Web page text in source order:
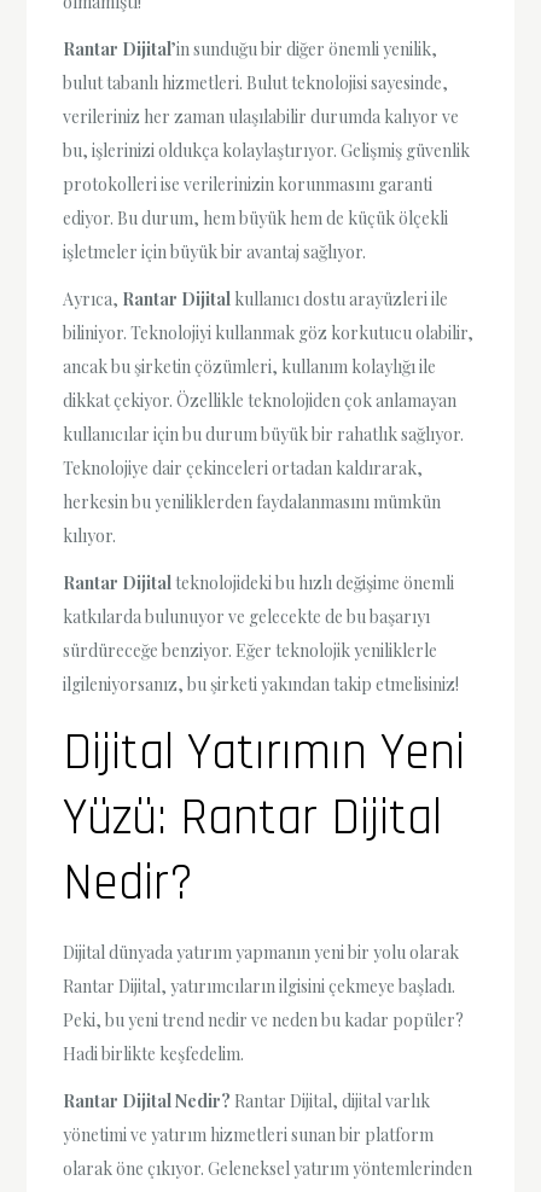
Rantar Dijital’in sunduğu bir diğer önemli yenilik,
bulut tabanlı hizmetleri. Bulut teknolojisi sayesinde,
verileriniz her zaman ulaşılabilir durumda kalıyor ve
bu, işlerinizi oldukça kolaylaştırıyor. Gelişmiş güvenlik
protokolleri ise verilerinizin korunmasını garanti
ediyor. Bu durum, hem büyük hem de küçük ölçekli
işletmeler için büyük bir avantaj sağlıyor.
Ayrıca, Rantar Dijital kullanıcı dostu arayüzleri ile
biliniyor. Teknolojiyi kullanmak göz korkutucu olabilir,
ancak bu şirketin çözümleri, kullanım kolaylığı ile
dikkat çekiyor. Özellikle teknolojiden çok anlamayan
kullanıcılar için bu durum büyük bir rahatlık sağlıyor.
Teknolojiye dair çekinceleri ortadan kaldırarak,
herkesin bu yeniliklerden faydalanmasını mümkün
kılıyor.
Rantar Dijitalteknolojideki bu hızlı değişime önemli
katkılarda bulunuyor ve gelecekte de bu başarıyı
sürdüreceğe benziyor. Eğer teknolojik yeniliklerle
ilgileniyorsanız, bu şirketi yakından takip etmelisiniz!
Dijital Yatırımın Yeni
Yüzü: Rantar Dijital
Nedir?
Dijital dünyada yatırım yapmanın yeni bir yolu olarak
Rantar Dijital, yatırımcıların ilgisini çekmeye başladı.
Peki, bu yeni trend nedir ve neden bu kadar popüler?
Hadi birlikte keşfedelim.
Rantar Dijital Nedir? Rantar Dijital, dijital varlık
yönetimi ve yatırım hizmetleri sunan bir platform
olarak öne çıkıyor. Geleneksel yatırım yöntemlerinden